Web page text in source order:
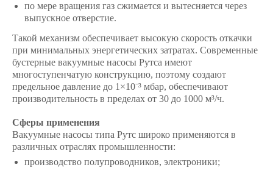
по мере вращения газ сжимается и вытесняется через
выпускное отверстие.
Такой механизм обеспечивает высокую скорость откачки
при минимальных энергетических затратах. Современные
бустерные вакуумные насосы Рутса имеют
многоступенчатую конструкцию, поэтому создают
предельное давление до 1×10⁻³ мбар, обеспечивают
производительность в пределах от 30 до 1000 м³/ч.
Сферы применения
Вакуумные насосы типа Рутс широко применяются в
различных отраслях промышленности:
производство полупроводников, электроники;